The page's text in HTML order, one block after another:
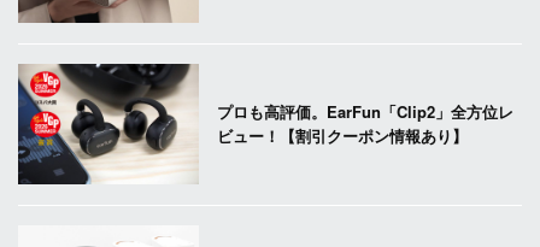
プロも高評価。EarFun「Clip2」全方位レ
ビュー！【割引クーポン情報あり】